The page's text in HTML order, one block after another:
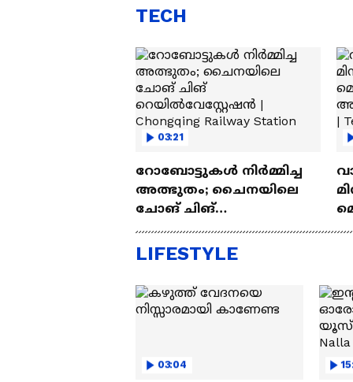
TECH
03:21
റോബോട്ടുകൾ നിർമ്മിച്ച
അത്ഭുതം; ചൈനയിലെ
ചോങ് ചിങ്
Chongqing Railway Station
LIFESTYLE
03:04